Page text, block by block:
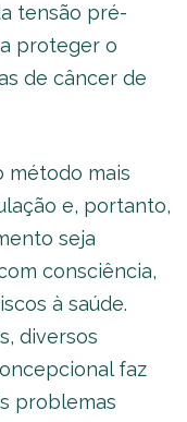
tensão pré-
proteger o
de câncer de
método mais
e, portanto,
seja
consciência,
à saúde.
diversos
faz
problemas